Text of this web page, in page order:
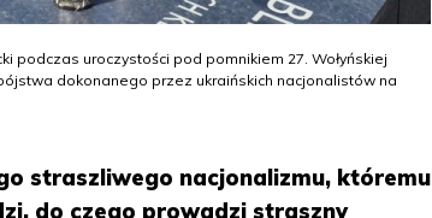
podczas uroczystości pod pomnikiem 27. Wołyńskiej
dokonanego przez ukraińskich nacjonalistów na
straszliwego nacjonalizmu, któremu
do czego prowadzi straszny